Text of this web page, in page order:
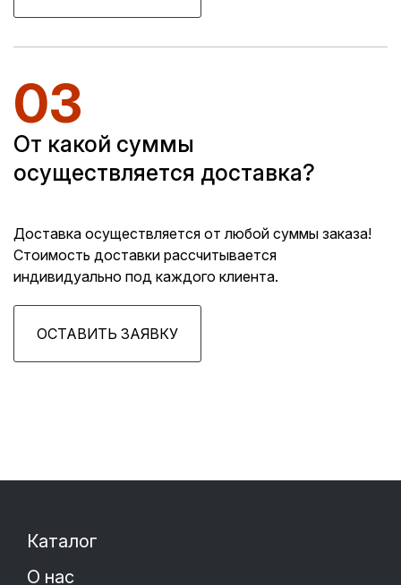
03
От какой суммы
осуществляется доставка?
Доставка осуществляется от любой суммы заказа!
Стоимость доставки рассчитывается
индивидуально под каждого клиента.
ОСТАВИТЬ ЗАЯВКУ
Каталог
О нас